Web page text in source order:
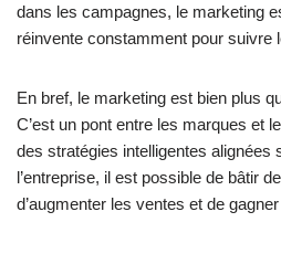
dans les campagnes, le marketing
réinvente constamment pour suivre
En bref, le marketing est bien plus
C’est un pont entre les marques et
des stratégies intelligentes alignées
l’entreprise, il est possible de bâtir
d’augmenter les ventes et de